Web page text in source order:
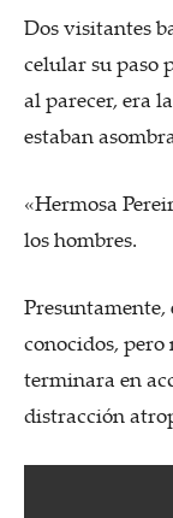
Dos visitantes
celular su paso
al parecer, era
estaban
«Hermosa
los hombres.
Presuntamente,
conocidos, pero
terminara en
distracción